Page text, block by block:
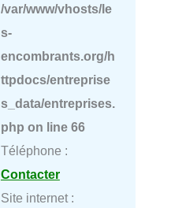
/var/www/vhosts/le
s-
encombrants.org/h
ttpdocs/entreprise
s_data/entreprises.
php on line 66
Téléphone :
Contacter
Site internet :